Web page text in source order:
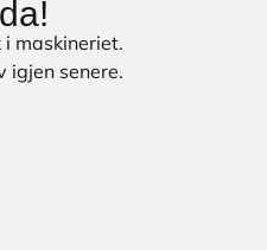
maskineriet.
igjen senere.